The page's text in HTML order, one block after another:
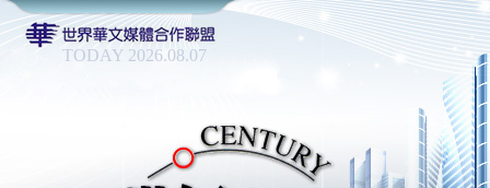
TODAY 2026.08.07